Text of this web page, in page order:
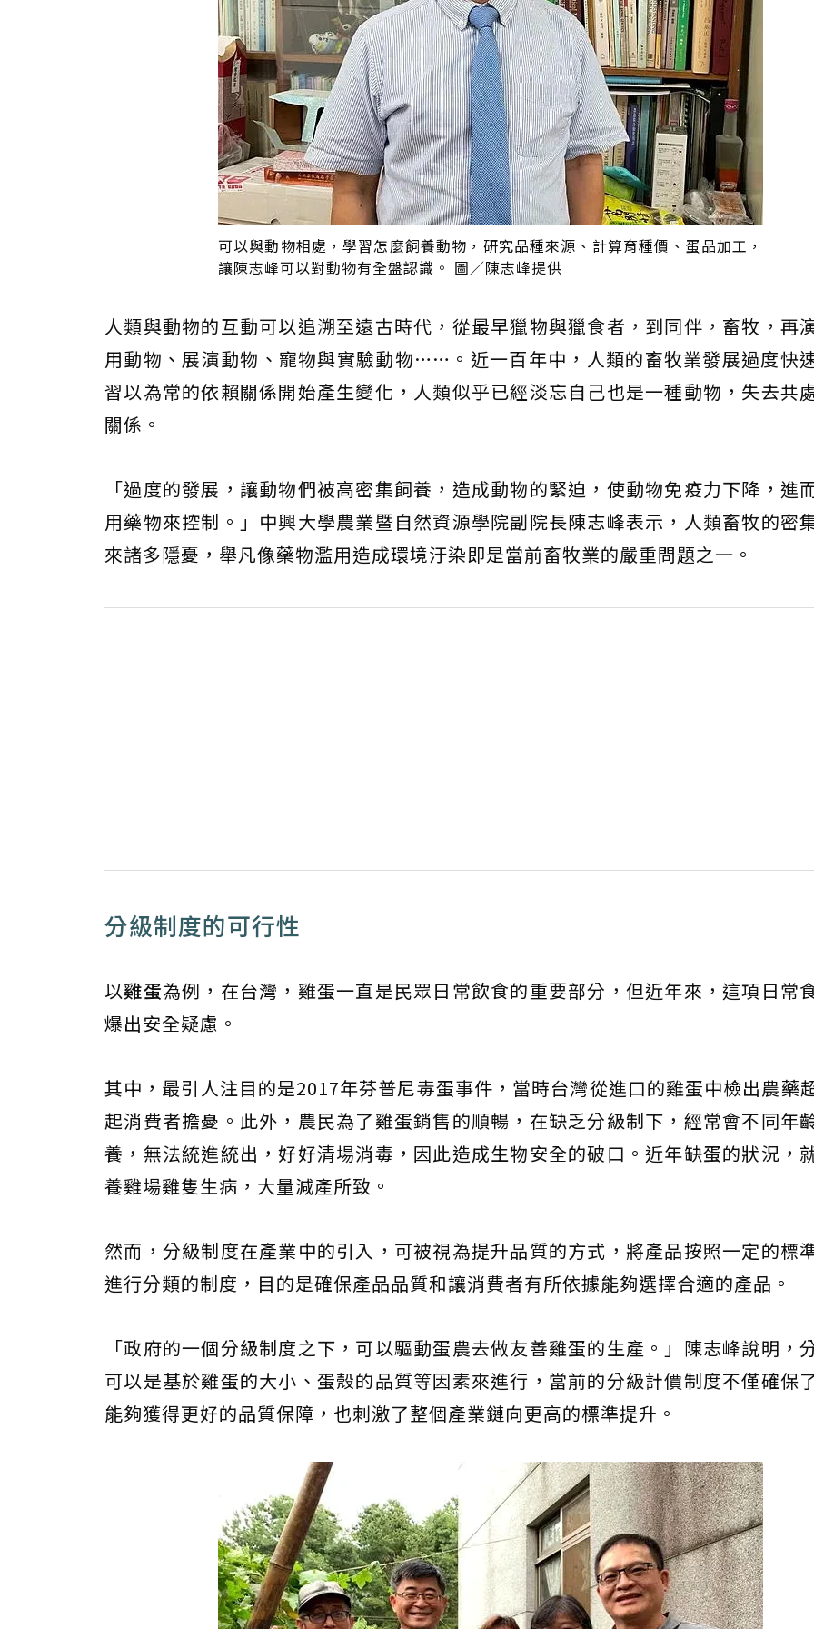
可以與動物相處，學習怎麼飼養動物，研究品種來源、計算育種價、蛋品加工，
讓陳志峰可以對動物有全盤認識。 圖／陳志峰提供
人類與動物的互動可以追溯至遠古時代，從最早獵物與獵食者，到同伴，畜牧，再
用動物、展演動物、寵物與實驗動物……。近一百年中，人類的畜牧業發展過度快
習以為常的依賴關係開始產生變化，人類似乎已經淡忘自己也是一種動物，失去共
關係。
「過度的發展，讓動物們被高密集飼養，造成動物的緊迫，使動物免疫力下降，進
用藥物來控制。」中興大學農業暨自然資源學院副院長陳志峰表示，人類畜牧的密
來諸多隱憂，舉凡像藥物濫用造成環境汙染即是當前畜牧業的嚴重問題之一。
分級制度的可行性
以雞蛋為例，在台灣，雞蛋一直是民眾日常飲食的重要部分，但近年來，這項日常
爆出安全疑慮。
其中，最引人注目的是2017年芬普尼毒蛋事件，當時台灣從進口的雞蛋中檢出農藥
起消費者擔憂。此外，農民為了雞蛋銷售的順暢，在缺乏分級制下，經常會不同年
養，無法統進統出，好好清場消毒，因此造成生物安全的破口。近年缺蛋的狀況，
養雞場雞隻生病，大量減產所致。
然而，分級制度在產業中的引入，可被視為提升品質的方式，將產品按照一定的標
進行分類的制度，目的是確保產品品質和讓消費者有所依據能夠選擇合適的產品。
「政府的一個分級制度之下，可以驅動蛋農去做友善雞蛋的生產。」陳志峰說明，
可以是基於雞蛋的大小、蛋殼的品質等因素來進行，當前的分級計價制度不僅確保
能夠獲得更好的品質保障，也刺激了整個產業鏈向更高的標準提升。